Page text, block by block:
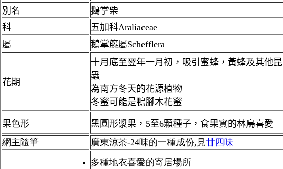
別名
鵝掌柴
科
五加科Araliaceae
屬
鵝掌籐屬Schefflera
花期
十月底至翌年一月初，吸引蜜蜂，黃蜂及其他昆
蟲
為南方冬天的花源植物
冬蜜可能是鴨腳木花蜜
果色形 黑圓形漿果， 5至6顆種子，食果實的林鳥喜愛
網主隨筆
廣東涼茶-24味的一種成份,見廿四味
多種地衣喜愛的寄居場所